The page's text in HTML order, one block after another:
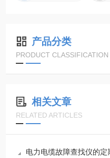
产品分类
PRODUCT CLASSIFICATION
相关文章
RELATED ARTICLES
电力电缆故障查找仪的